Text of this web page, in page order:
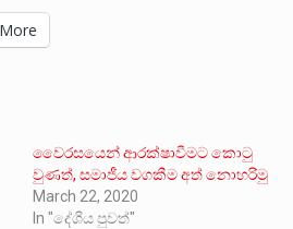
More
වෛරසයෙන් ආරක්ෂාවීමට කොටු
වුණත්, සමාජීය වගකීම අත් නොහරිමු
March 22, 2020
In "දේශීය පුවත්"